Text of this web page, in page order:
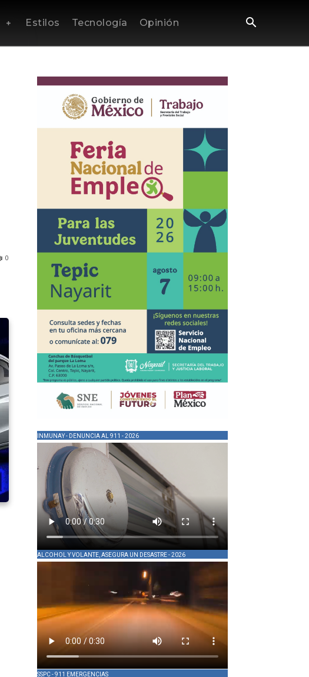
Estilos Tecnología Opinión
0
INMUNAY - DENUNCIA AL 911 - 2026
ALCOHOL Y VOLANTE, ASEGURA UN DESASTRE - 2026
SSPC - 911 EMERGENCIAS